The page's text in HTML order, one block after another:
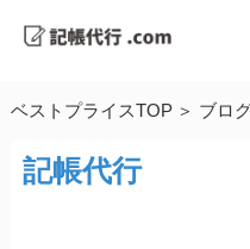
ベストプライスTOP ブロ
記帳代行